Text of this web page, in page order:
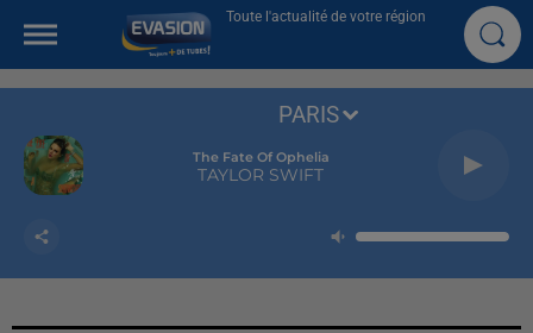
Toute l'actualité de votre région
The Fate Of Ophelia
TAYLOR SWIFT
PARIS